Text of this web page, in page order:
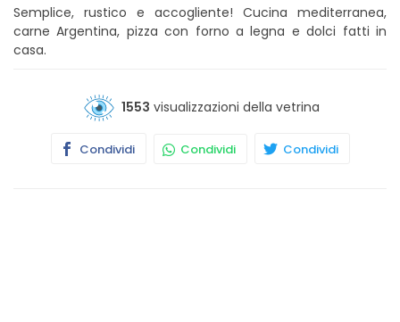
Semplice, rustico e accogliente! Cucina mediterranea,
carne Argentina, pizza con forno a legna e dolci fatti in
casa.
1553 visualizzazioni della vetrina
Condividi Condividi Condividi